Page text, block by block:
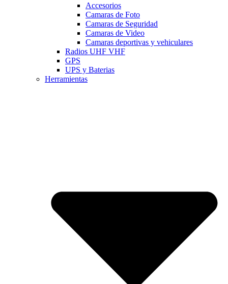
Accesorios
Camaras de Foto
Camaras de Seguridad
Camaras de Video
Camaras deportivas y vehiculares
Radios UHF VHF
GPS
UPS y Baterias
Herramientas